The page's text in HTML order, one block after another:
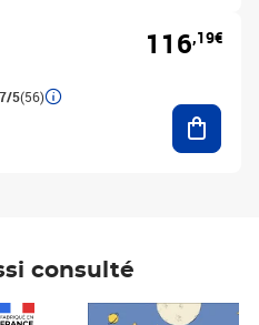
5(56)
116,19€
consulté
Prix 7,50€